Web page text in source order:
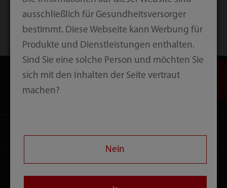
Startseite Privacy Notice
Dienstleistungen
ausschließlich für Gesundheitsversorger
bestimmt. Diese Webseite kann Werbung für
Produkte und Dienstleistungen enthalten.
Sind Sie eine solche Person und möchten Sie
sich mit den Inhalten der Seite vertraut
machen?
Nein